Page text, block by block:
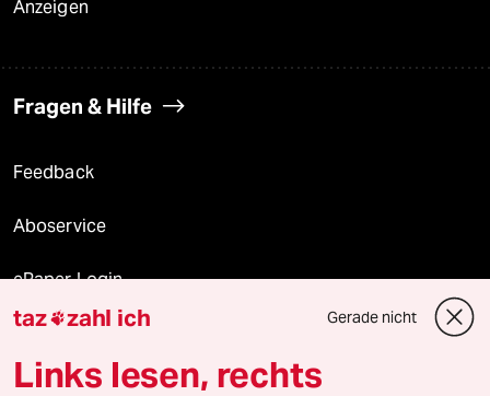
Anzeigen
Fragen & Hilfe
Feedback
Aboservice
ePaper Login
Downloads für Abonnierende
taz zahl ich Gerade nicht
Links lesen, rechts